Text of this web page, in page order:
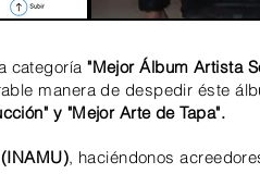
categoría"MejorÁlbum Artista
manera de despedir éste
y "Mejor Arte de Tapa".
, haciéndonos